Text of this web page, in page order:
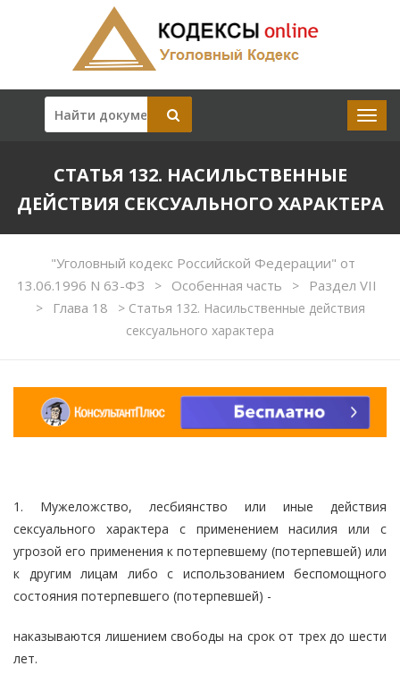
СТАТЬЯ 132. НАСИЛЬСТВЕННЫЕ
ДЕЙСТВИЯ СЕКСУАЛЬНОГО ХАРАКТЕРА
"Уголовный кодекс Российской Федерации" от
13.06.1996 N 63-ФЗ
> Особенная часть > Раздел VII
> Глава 18 >Статья 132. Насильственные действия
сексуального характера
1. Мужеложство, лесбиянство или иные действия
сексуального характера с применением насилия или с
угрозой его применения к потерпевшему (потерпевшей) или
к другим лицам либо с использованием беспомощного
состояния потерпевшего (потерпевшей) -
наказываются лишением свободы на срок от трех до шести
лет.